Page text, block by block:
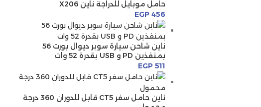
حامل موبايل للدراجة ناين X206
EGP456
ناين شاحن سيارة سوبر ديوال بورت 56
بمنفذين PD و USB بقدرة 52 وات
EGP511
ناين حامل سفر CT5 قابل للدوران 360 درجة